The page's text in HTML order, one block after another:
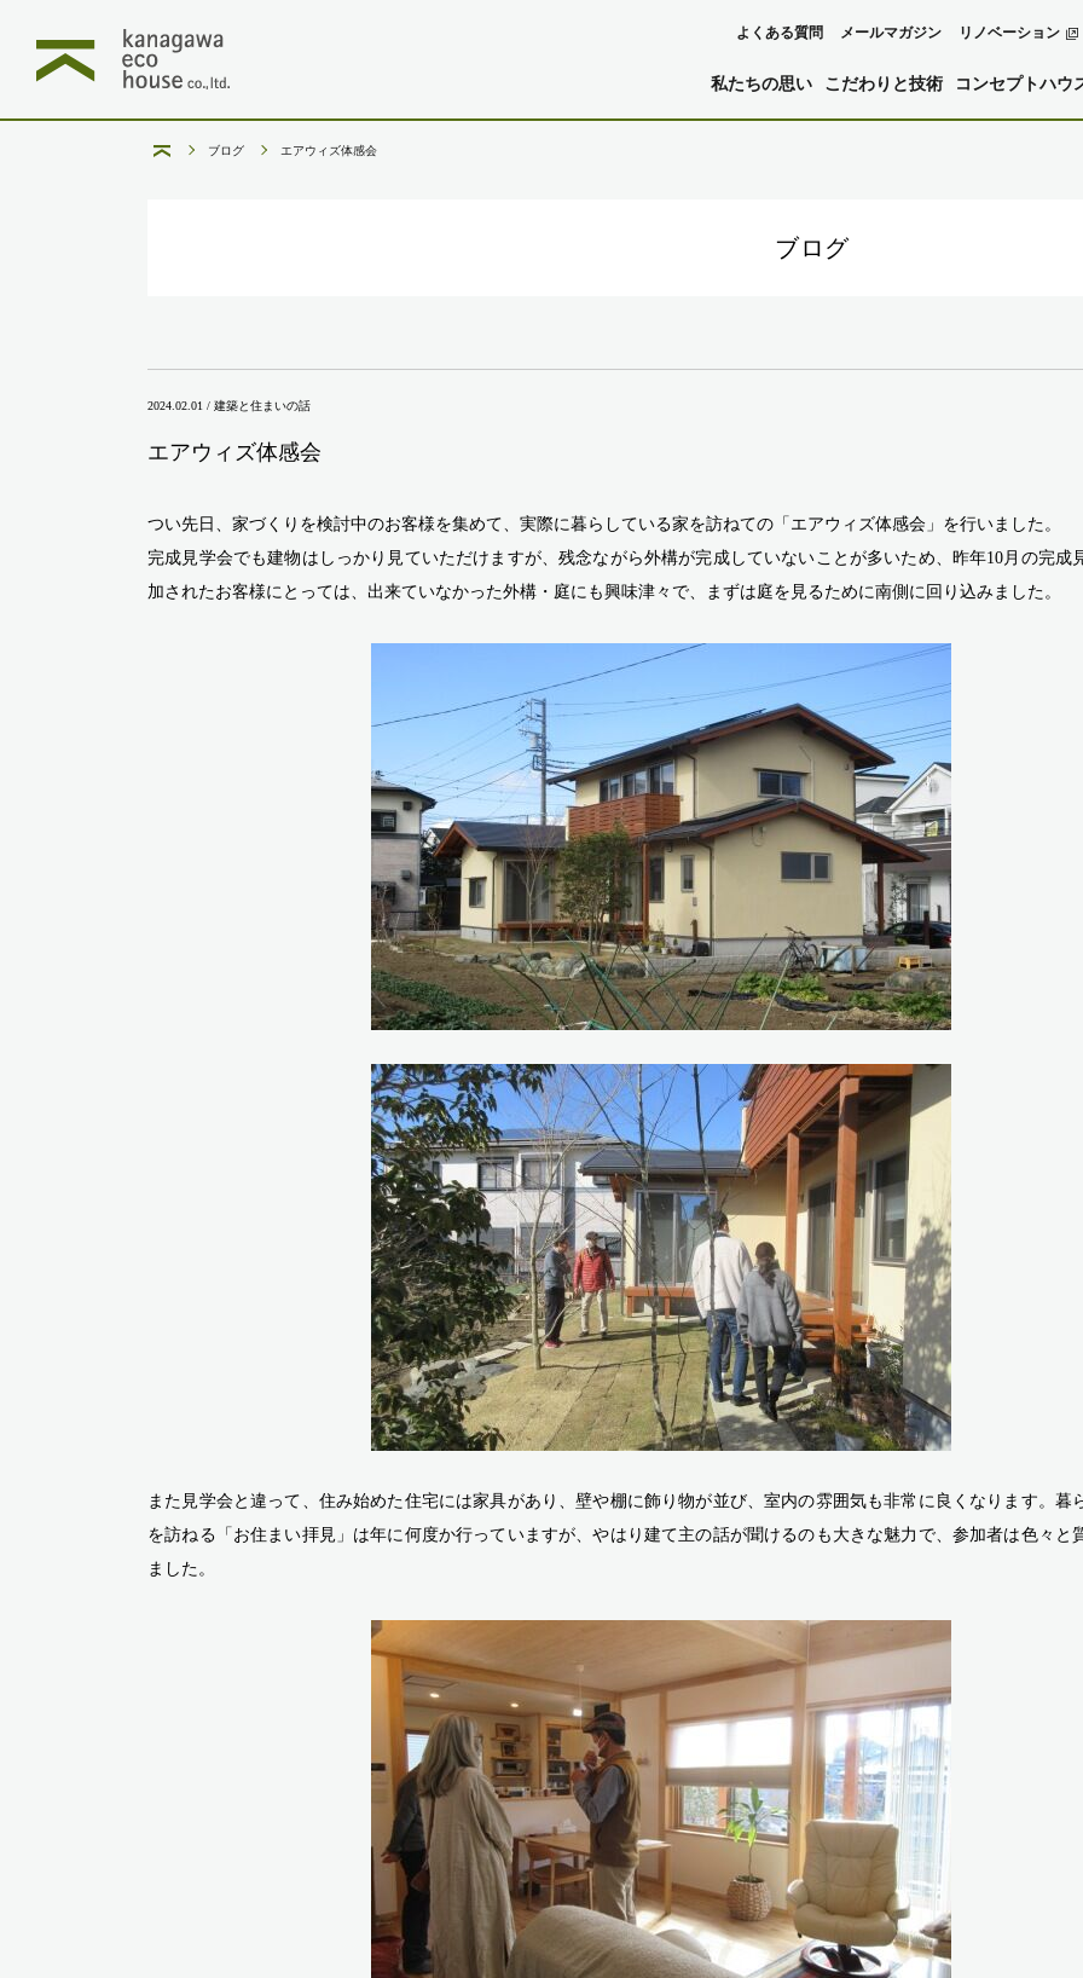
私たちの思い こだわりと技術 コンセプトハウ
よくある質問 メールマガジン リノベーション
ブログ エアウィズ体感会
ブログ
2024.02.01 / 建築と住まいの話
エアウィズ体感会
つい先日、家づくりを検討中のお客様を集めて、実際に暮らしている家を訪ねての「エアウィズ体感会」を行いました。
完成見学会でも建物はしっかり見ていただけますが、残念ながら外構が完成していないことが多いため、昨年10月の完成
加されたお客様にとっては、出来ていなかった外構・庭にも興味津々で、まずは庭を見るために南側に回り込みました。
また見学会と違って、住み始めた住宅には家具があり、壁や棚に飾り物が並び、室内の雰囲気も非常に良くなります。暮
を訪ねる「お住まい拝見」は年に何度か行っていますが、やはり建て主の話が聞けるのも大きな魅力で、参加者は色々と
ました。